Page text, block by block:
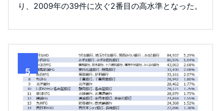
り、2009年の39件に次ぐ2番目の高水準となった。
5